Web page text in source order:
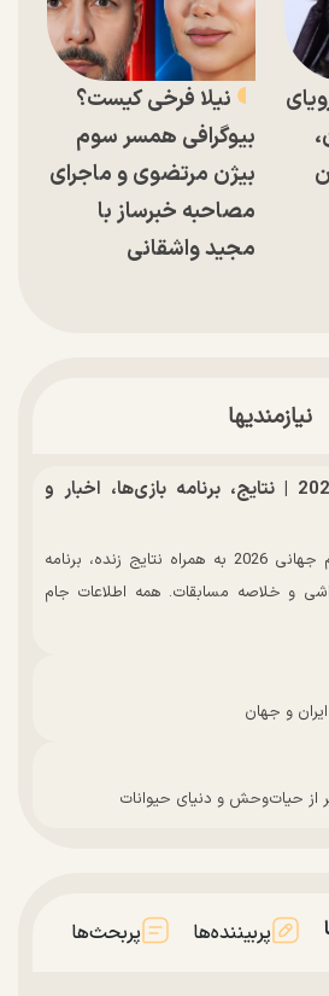
نیلا فرخی کیست؟
بیوگرافی همسر سوم
بیژن مرتضوی و ماجرای
مصاحبه خبرساز با
مجید واشقانی
نیازمندیها
جدول جام جهانی 2026 | نتایج، برنامه بازی‌ها، اخبار و
مشاهده جدول کامل جام جهانی 2026 به همراه نتایج زنده، برنامه
و خلاصه مسابقات. همه اطلاعات جام
و جهان
از حیات‌وحش و دنیای حیوانات
پربیننده‌ها پربحث‌ها